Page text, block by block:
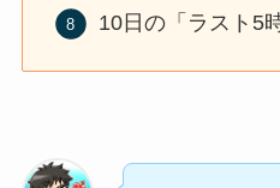
10日の「ラスト5